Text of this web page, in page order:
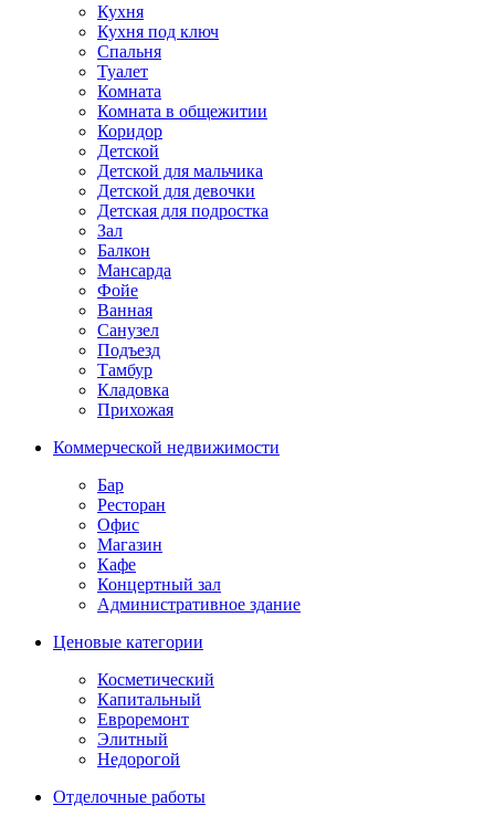
Кухня
Кухня под ключ
Спальня
Туалет
Комната
Комната в общежитии
Коридор
Детской
Детской для мальчика
Детской для девочки
Детская для подростка
Зал
Балкон
Мансарда
Фойе
Ванная
Санузел
Подъезд
Тамбур
Кладовка
Прихожая
Коммерческой недвижимости
Бар
Ресторан
Офис
Магазин
Кафе
Концертный зал
Административное здание
Ценовые категории
Косметический
Капитальный
Евроремонт
Элитный
Недорогой
Отделочные работы